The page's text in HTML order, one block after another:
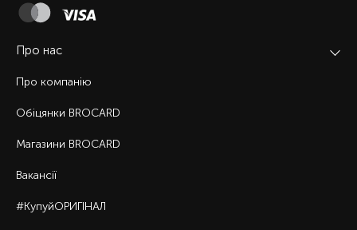
Про нас
Про компанію
Обіцянки BROCARD
Магазини BROCARD
Вакансії
#КупуйОРИГІНАЛ